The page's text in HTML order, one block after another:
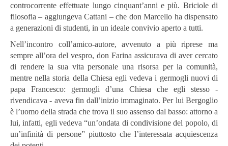
controcorrente effettuate lungo cinquant’anni e più. Briciole di
filosofia – aggiungeva Cattani – che don Marcello ha dispensato
a generazioni di studenti, in un ideale convivio aperto a tutti.
Nell’incontro coll’amico-autore, avvenuto a più riprese ma
sempre all’ora del vespro, don Farina assicurava di aver cercato
di rendere la sua vita personale una risorsa per la comunità,
mentre nella storia della Chiesa egli vedeva i germogli nuovi di
papa Francesco: germogli d’una Chiesa che egli stesso -
rivendicava - aveva fin dall’inizio immaginato. Per lui Bergoglio
è l’uomo della strada che trova il suo assenso dal basso: attorno a
lui, infatti, egli vedeva “un’ondata di condivisione del popolo, di
un’infinità di persone” piuttosto che l’interessata acquiescenza